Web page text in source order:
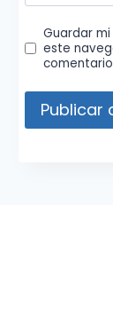
Guardar
este